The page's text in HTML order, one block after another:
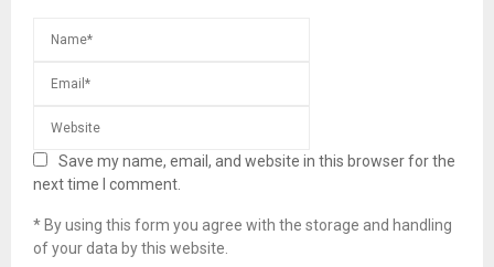
Save my name, email, and website in this browser for the
next time I comment.
* By using this form you agree with the storage and handling
of your data by this website.